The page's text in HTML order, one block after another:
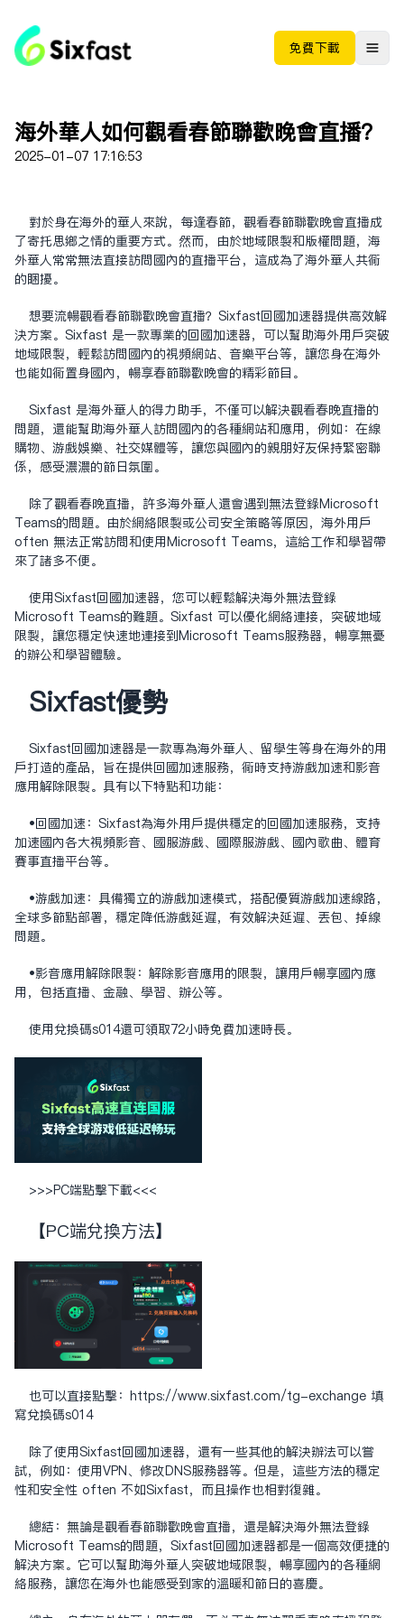
免费下载
海外华人如何观看春节联欢晚会直播？
2025-01-07 17:16:53
对于身在海外的华人来说，每逢春节，观看春节联欢晚会直播成
了寄托思乡之情的重要方式。然而，由于地域限制和版权问题，海
外华人常常无法直接访问国内的直播平台，这成为了海外华人共同
的困扰。
想要流畅观看春节联欢晚会直播？Sixfast回国加速器提供高效解
决方案。Sixfast 是一款专业的回国加速器，可以帮助海外用户突破
地域限制，轻松访问国内的视频网站、音乐平台等，让您身在海外
也能如同置身国内，畅享春节联欢晚会的精彩节目。
Sixfast 是海外华人的得力助手，不仅可以解决观看春晚直播的
问题，还能帮助海外华人访问国内的各种网站和应用，例如：在线
购物、游戏娱乐、社交媒体等，让您与国内的亲朋好友保持紧密联
系，感受浓浓的节日氛围。
除了观看春晚直播，许多海外华人还会遇到无法登录Microsoft
Teams的问题。由于网络限制或公司安全策略等原因，海外用户
often 无法正常访问和使用Microsoft Teams，这给工作和学习带
来了诸多不便。
使用Sixfast回国加速器，您可以轻松解决海外无法登录
Microsoft Teams的难题。Sixfast 可以优化网络连接，突破地域
限制，让您稳定快速地连接到Microsoft Teams服务器，畅享无忧
的办公和学习体验。
Sixfast优势
‌Sixfast回国加速器‌是一款专为海外华人、留学生等身在海外的用
户打造的产品，旨在提供回国加速服务，同时支持游戏加速和影音
应用解除限制。具有以下特点和功能：
•‌回国加速‌：Sixfast为海外用户提供稳定的回国加速服务，支持
加速国内各大视频影音、国服游戏、国际服游戏、国内歌曲、体育
赛事直播平台等。
•‌游戏加速‌：具备独立的游戏加速模式，搭配优质游戏加速线路，
全球多节点部署，稳定降低游戏延迟，有效解决延迟、丢包、掉线
问题。
•‌影音应用解除限制‌：解除影音应用的限制，让用户畅享国内应
用，包括直播、金融、学习、办公等。
使用兑换码s014还可领取72小时免费加速时长。
>>>PC端点击下载<<<
【PC端兑换方法】
也可以直接点击： https://www.sixfast.com/tg-exchange 填
写兑换码s014
除了使用Sixfast回国加速器，还有一些其他的解决办法可以尝
试，例如：使用VPN、修改DNS服务器等。但是，这些方法的稳定
性和安全性 often 不如Sixfast，而且操作也相对复杂。
总结：无论是观看春节联欢晚会直播，还是解决海外无法登录
Microsoft Teams的问题，Sixfast回国加速器都是一个高效便捷的
解决方案。它可以帮助海外华人突破地域限制，畅享国内的各种网
络服务，让您在海外也能感受到家的温暖和节日的喜庆。